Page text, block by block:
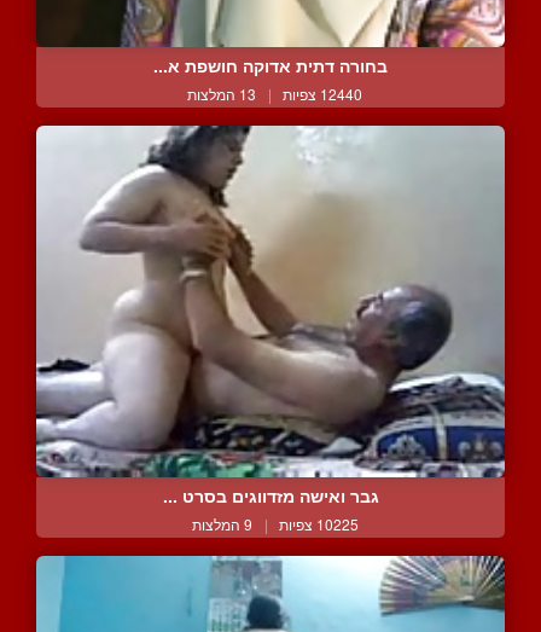
בחורה דתית אדוקה חושפת א...
12440 צפיות | 13 המלצות
גבר ואישה מזדווגים בסרט ...
10225 צפיות | 9 המלצות